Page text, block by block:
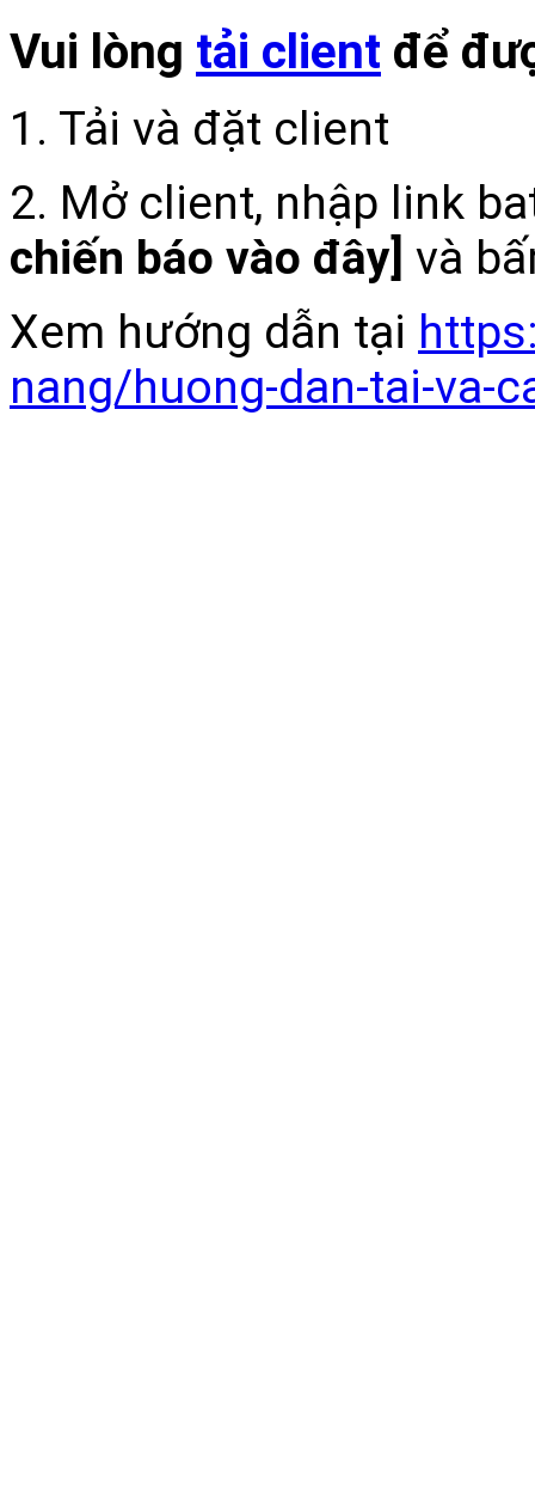
Vui lòng tải client để
1. Tải và đặt client
2. Mở client, nhập link
chiến báo vào đây] và
Xem hướng dẫn tại
nang/huong-dan-tai-va-